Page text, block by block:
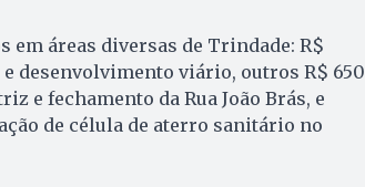
em áreas diversas de Trindade: R$
desenvolvimento viário, outros R$ 650
e fechamento da Rua João Brás, e
de célula de aterro sanitário no